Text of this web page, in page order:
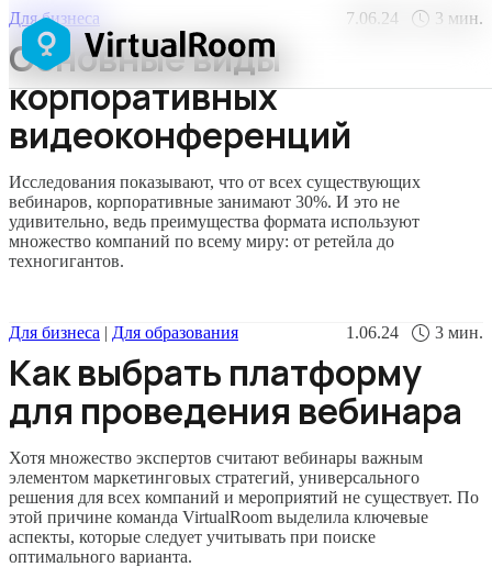
Для бизнеса 7.06.24 3 мин.
Основные виды
корпоративных
видеоконференций
Исследования показывают, что от всех существующих
вебинаров, корпоративные занимают 30%. И это не
удивительно, ведь преимущества формата используют
множество компаний по всему миру: от ретейла до
техногигантов.
Для бизнеса | Для образования 1.06.24 3 мин.
Как выбрать платформу
для проведения вебинара
Хотя множество экспертов считают вебинары важным
элементом маркетинговых стратегий, универсального
решения для всех компаний и мероприятий не существует. По
этой причине команда VirtualRoom выделила ключевые
аспекты, которые следует учитывать при поиске
оптимального варианта.